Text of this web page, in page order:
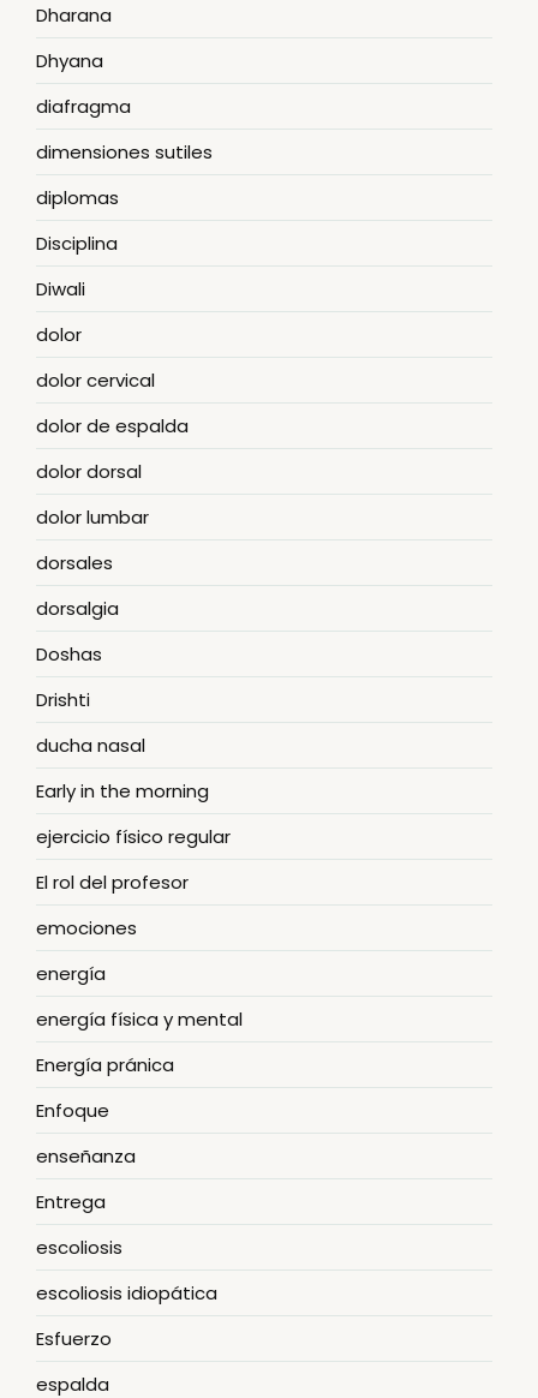
Dharana
Dhyana
diafragma
dimensiones sutiles
diplomas
Disciplina
Diwali
dolor
dolor cervical
dolor de espalda
dolor dorsal
dolor lumbar
dorsales
dorsalgia
Doshas
Drishti
ducha nasal
Early in the morning
ejercicio físico regular
El rol del profesor
emociones
energía
energía física y mental
Energía pránica
Enfoque
enseñanza
Entrega
escoliosis
escoliosis idiopática
Esfuerzo
espalda